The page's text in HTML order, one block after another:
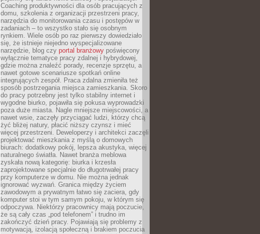
Coaching produktywności dla osób pracujących z
domu, szkolenia z organizacji przestrzeni pracy,
narzędzia do monitorowania czasu i postępów w
zadaniach – to wszystko stało się osobnym
rynkiem. Wiele osób po raz pierwszy dowiedziało
się, że istnieje niejedno wyspecjalizowane
narzędzie, blog czy portal branżowy poświęcony
wyłącznie tematyce pracy zdalnej i hybrydowej,
gdzie można znaleźć porady, recenzje sprzętu, a
nawet gotowe scenariusze spotkań online
integrujących zespół. Praca zdalna zmieniła też
sposób postrzegania miejsca zamieszkania. Skoro
do pracy potrzebny jest tylko stabilny internet i
wygodne biurko, pojawiła się pokusa wyprowadzki
poza duże miasta. Nagle mniejsze miejscowości, a
nawet wsie, zaczęły przyciągać ludzi, którzy chcą
żyć bliżej natury, płacić niższy czynsz i mieć
więcej przestrzeni. Deweloperzy i architekci zaczęli
projektować mieszkania z myślą o domowych
biurach: dodatkowy pokój, lepsza akustyka, więcej
naturalnego światła. Nawet branża meblowa
zyskała nową kategorię: biurka i krzesła
zaprojektowane specjalnie do długotrwałej pracy
przy komputerze w domu. Nie można jednak
ignorować wyzwań. Granica między życiem
zawodowym a prywatnym łatwo się zaciera, gdy
komputer stoi w tym samym pokoju, w którym się
odpoczywa. Niektórzy pracownicy mają poczucie,
że są cały czas „pod telefonem” i trudno im
zakończyć dzień pracy. Pojawiają się problemy z
motywacją, izolacją społeczną i brakiem poczucia